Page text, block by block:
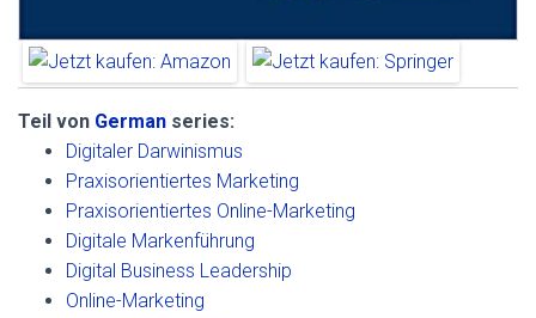
Teil von German series:
Digitaler Darwinismus
Praxisorientiertes Marketing
Praxisorientiertes Online-Marketing
Digitale Markenführung
Digital Business Leadership
Online-Marketing